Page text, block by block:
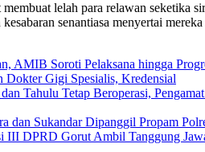
lelah para relawan
senantiasa menyertai
AMIB Soroti Pelaksana hingga
Gigi Spesialis, Kredensial
Tahulu Tetap Beroperasi,
dan Sukandar Dipanggil Propam
DPRD Gorut Ambil Tanggung